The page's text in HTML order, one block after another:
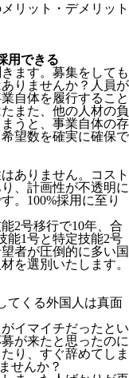
リット・デメリット
用できる
ます。募集をしても
りませんか？人員が
自体を履行すること
また、他の人材の負
うと、事業自体の存
望数を確実に確保で
ありません。コスト
、計画性が不透明に
。100%採用に至り
2号移行で10年、合
能1号と特定技能2号
者が圧倒的に多い国
を選別いたします。
てくる外国人は真面
イマイチだったとい
が来たと思ったのに
り、すぐ辞めてしま
せんか？